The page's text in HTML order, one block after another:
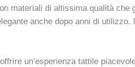
materiali di altissima qualità
anche dopo anni di
un’esperienza tattile